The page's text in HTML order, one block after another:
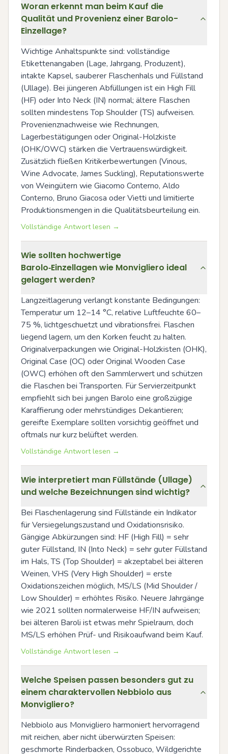
Woran erkennt man beim Kauf die
Qualität und Provenienz einer Barolo-
Einzellage?
Wichtige Anhaltspunkte sind: vollständige
Etikettenangaben (Lage, Jahrgang, Produzent),
intakte Kapsel, sauberer Flaschenhals und Füllstand
(Ullage). Bei jüngeren Abfüllungen ist ein High Fill
(HF) oder Into Neck (IN) normal; ältere Flaschen
sollten mindestens Top Shoulder (TS) aufweisen.
Provenienznachweise wie Rechnungen,
Lagerbestätigungen oder Original-Holzkiste
(OHK/OWC) stärken die Vertrauenswürdigkeit.
Zusätzlich fließen Kritikerbewertungen (Vinous,
Wine Advocate, James Suckling), Reputationswerte
von Weingütern wie Giacomo Conterno, Aldo
Conterno, Bruno Giacosa oder Vietti und limitierte
Produktionsmengen in die Qualitätsbeurteilung ein.
Vollständige Antwort lesen →
Wie sollten hochwertige
Barolo‑Einzellagen wie Monvigliero ideal
gelagert werden?
Langzeitlagerung verlangt konstante Bedingungen:
Temperatur um 12–14 °C, relative Luftfeuchte 60–
75 %, lichtgeschuetzt und vibrationsfrei. Flaschen
liegend lagern, um den Korken feucht zu halten.
Originalverpackungen wie Original-Holzkisten (OHK),
Original Case (OC) oder Original Wooden Case
(OWC) erhöhen oft den Sammlerwert und schützen
die Flaschen bei Transporten. Für Servierzeitpunkt
empfiehlt sich bei jungen Barolo eine großzügige
Karaffierung oder mehrstündiges Dekantieren;
gereifte Exemplare sollten vorsichtig geöffnet und
oftmals nur kurz belüftet werden.
Vollständige Antwort lesen →
Wie interpretiert man Füllstände (Ullage)
und welche Bezeichnungen sind wichtig?
Bei Flaschenlagerung sind Füllstände ein Indikator
für Versiegelungszustand und Oxidationsrisiko.
Gängige Abkürzungen sind: HF (High Fill) = sehr
guter Füllstand, IN (Into Neck) = sehr guter Füllstand
im Hals, TS (Top Shoulder) = akzeptabel bei älteren
Weinen, VHS (Very High Shoulder) = erste
Oxidationszeichen möglich, MS/LS (Mid Shoulder /
Low Shoulder) = erhöhtes Risiko. Neuere Jahrgänge
wie 2021 sollten normalerweise HF/IN aufweisen;
bei älteren Baroli ist etwas mehr Spielraum, doch
MS/LS erhöhen Prüf- und Risikoaufwand beim Kauf.
Vollständige Antwort lesen →
Welche Speisen passen besonders gut zu
einem charaktervollen Nebbiolo aus
Monvigliero?
Nebbiolo aus Monvigliero harmoniert hervorragend
mit reichen, aber nicht überwürzten Speisen:
geschmorte Rinderbacken, Ossobuco, Wildgerichte